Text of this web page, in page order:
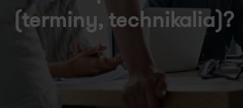
(terminy, technikalia)?